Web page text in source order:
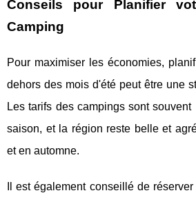
Conseils pour Planifier
Camping
Pour maximiser les économies,
dehors des mois d'été peut être une
Les tarifs des campings sont
saison, et la région reste belle et
et en automne.
Il est également conseillé de